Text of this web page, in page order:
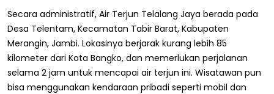
Secara administratif, Air Terjun Telalang Jaya berada pada
Desa Telentam, Kecamatan Tabir Barat, Kabupaten
Merangin, Jambi. Lokasinya berjarak kurang lebih 85
kilometer dari Kota Bangko, dan memerlukan perjalanan
selama 2 jam untuk mencapai air terjun ini. Wisatawan pun
bisa menggunakan kendaraan pribadi seperti mobil dan